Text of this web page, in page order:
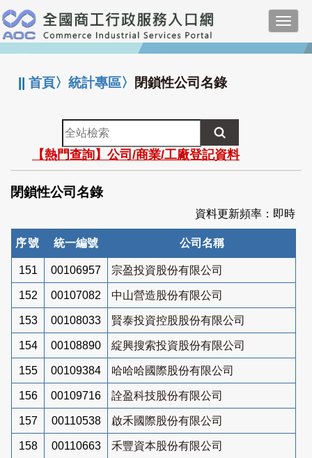
跳
到
主
要
:::
||首頁〉統計專區〉 閉鎖性公司名錄
全
站
檢
索
【熱門查詢】公司/商業/工廠登記資料
閉鎖性公司名錄
資料更新頻率：即時
序號 統一編號 公司名稱
151 00106957 宗盈投資股份有限公司
152 00107082 中山營造股份有限公司
153 00108033 賢泰投資控股股份有限公司
154 00108890 綻興搜索投資股份有限公司
155 00109384 哈哈哈國際股份有限公司
156 00109716 詮盈科技股份有限公司
157 00110538 啟禾國際股份有限公司
158 00110663 禾豐資本股份有限公司